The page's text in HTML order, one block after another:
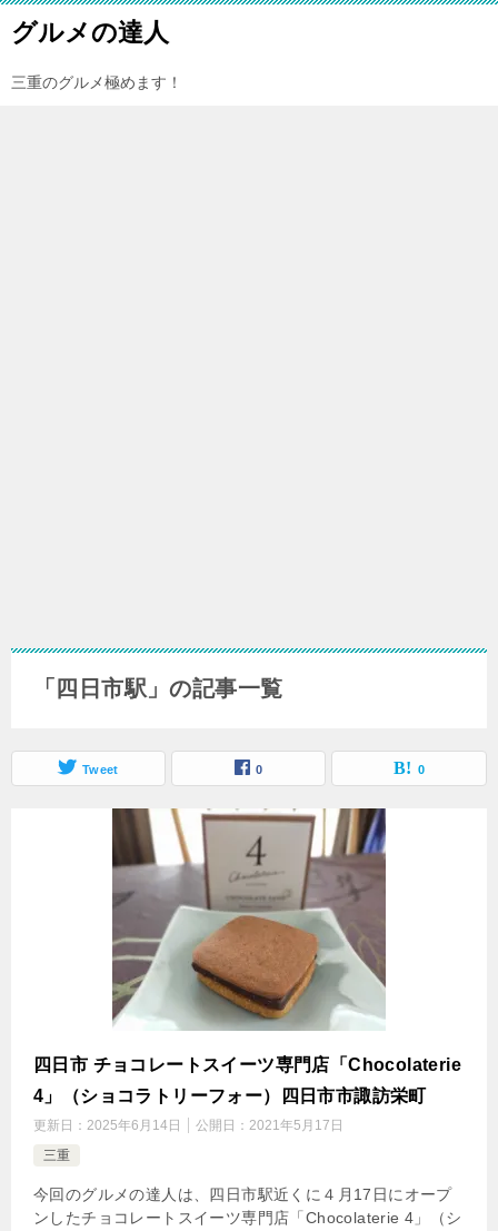
グルメの達人
三重のグルメ極めます！
「四日市駅」の記事一覧
Tweet 0 0
四日市 チョコレートスイーツ専門店「Chocolaterie
4」（ショコラトリーフォー）四日市市諏訪栄町
更新日： 2025年6月14日 公開日： 2021年5月17日
三重
今回のグルメの達人は、四日市駅近くに４月17日にオープ
ンしたチョコレートスイーツ専門店「Chocolaterie 4」（シ